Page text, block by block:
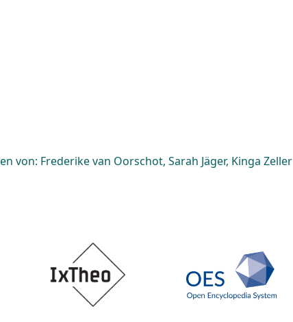
von: Frederike van Oorschot, Sarah Jäger, Kinga Zeller